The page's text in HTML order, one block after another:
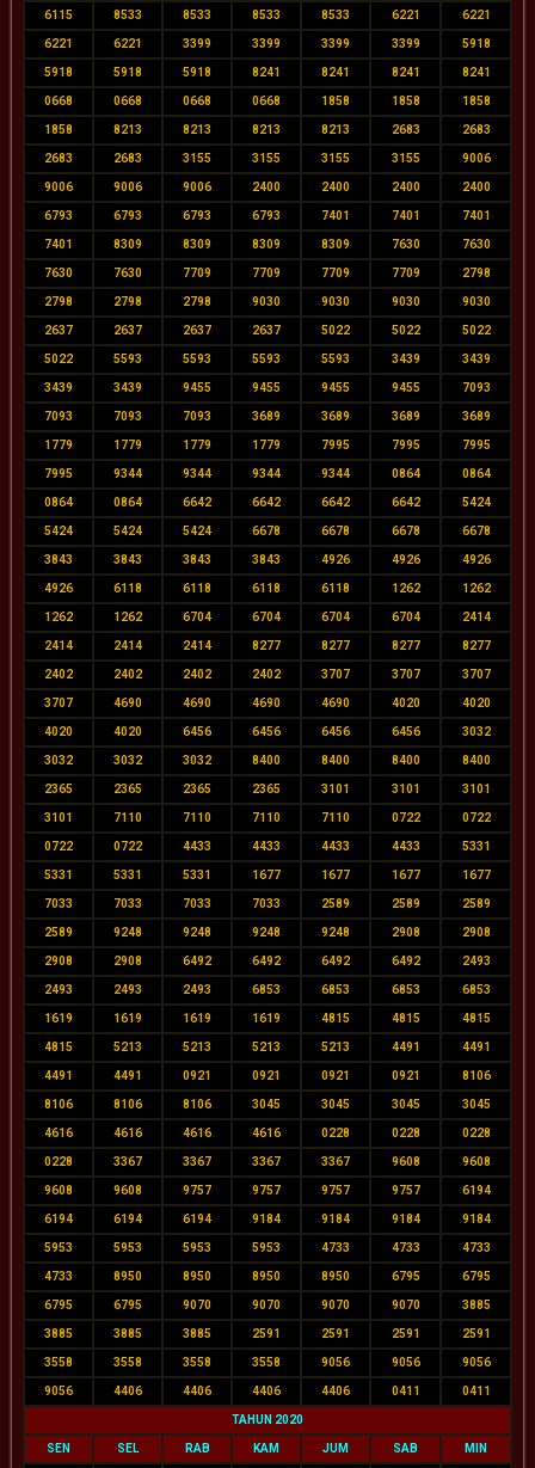
6115 8533 8533 8533 8533 6221 6221
6221 6221 3399 3399 3399 3399 5918
5918 5918 5918 8241 8241 8241 8241
0668 0668 0668 0668 1858 1858 1858
1858 8213 8213 8213 8213 2683 2683
2683 2683 3155 3155 3155 3155 9006
9006 9006 9006 2400 2400 2400 2400
6793 6793 6793 6793 7401 7401 7401
7401 8309 8309 8309 8309 7630 7630
7630 7630 7709 7709 7709 7709 2798
2798 2798 2798 9030 9030 9030 9030
2637 2637 2637 2637 5022 5022 5022
5022 5593 5593 5593 5593 3439 3439
3439 3439 9455 9455 9455 9455 7093
7093 7093 7093 3689 3689 3689 3689
1779 1779 1779 1779 7995 7995 7995
7995 9344 9344 9344 9344 0864 0864
0864 0864 6642 6642 6642 6642 5424
5424 5424 5424 6678 6678 6678 6678
3843 3843 3843 3843 4926 4926 4926
4926 6118 6118 6118 6118 1262 1262
1262 1262 6704 6704 6704 6704 2414
2414 2414 2414 8277 8277 8277 8277
2402 2402 2402 2402 3707 3707 3707
3707 4690 4690 4690 4690 4020 4020
4020 4020 6456 6456 6456 6456 3032
3032 3032 3032 8400 8400 8400 8400
2365 2365 2365 2365 3101 3101 3101
3101 7110 7110 7110 7110 0722 0722
0722 0722 4433 4433 4433 4433 5331
5331 5331 5331 1677 1677 1677 1677
7033 7033 7033 7033 2589 2589 2589
2589 9248 9248 9248 9248 2908 2908
2908 2908 6492 6492 6492 6492 2493
2493 2493 2493 6853 6853 6853 6853
1619 1619 1619 1619 4815 4815 4815
4815 5213 5213 5213 5213 4491 4491
4491 4491 0921 0921 0921 0921 8106
8106 8106 8106 3045 3045 3045 3045
4616 4616 4616 4616 0228 0228 0228
0228 3367 3367 3367 3367 9608 9608
9608 9608 9757 9757 9757 9757 6194
6194 6194 6194 9184 9184 9184 9184
5953 5953 5953 5953 4733 4733 4733
4733 8950 8950 8950 8950 6795 6795
6795 6795 9070 9070 9070 9070 3885
3885 3885 3885 2591 2591 2591 2591
3558 3558 3558 3558 9056 9056 9056
9056 4406 4406 4406 4406 0411 0411
TAHUN 2020
SEN SEL RAB KAM JUM SAB MIN